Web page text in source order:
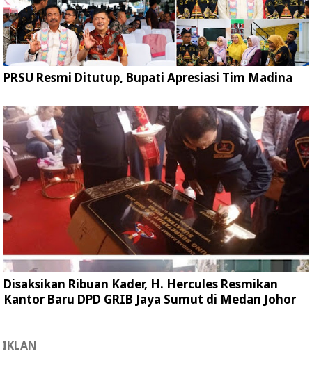
PRSU Resmi Ditutup, Bupati Apresiasi Tim Madina
Disaksikan Ribuan Kader, H. Hercules Resmikan
Kantor Baru DPD GRIB Jaya Sumut di Medan Johor
IKLAN